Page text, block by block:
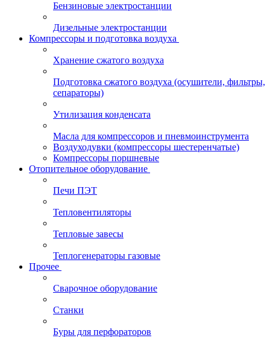
Бензиновые электростанции
Дизельные электростанции
Компрессоры и подготовка воздуха
Хранение сжатого воздуха
Подготовка сжатого воздуха (осушители, фильтры,
сепараторы)
Утилизация конденсата
Масла для компрессоров и пневмоинструмента
Воздуходувки (компрессоры шестеренчатые)
Компрессоры поршневые
Отопительное оборудование
Печи ПЭТ
Тепловентиляторы
Тепловые завесы
Теплогенераторы газовые
Прочее
Сварочное оборудование
Станки
Буры для перфораторов